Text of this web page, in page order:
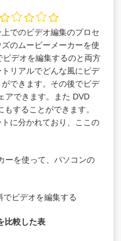
でのビデオ編集のプロセ
のムービーメーカーを使
デオを編集するのと両方
リアルでどんな風にビデ
できます。その後でビデ
アできます。また DVD
もすることができます。
に分かれており、ここの
ーを使って、パソコンの
ビデオを編集する
比較した表